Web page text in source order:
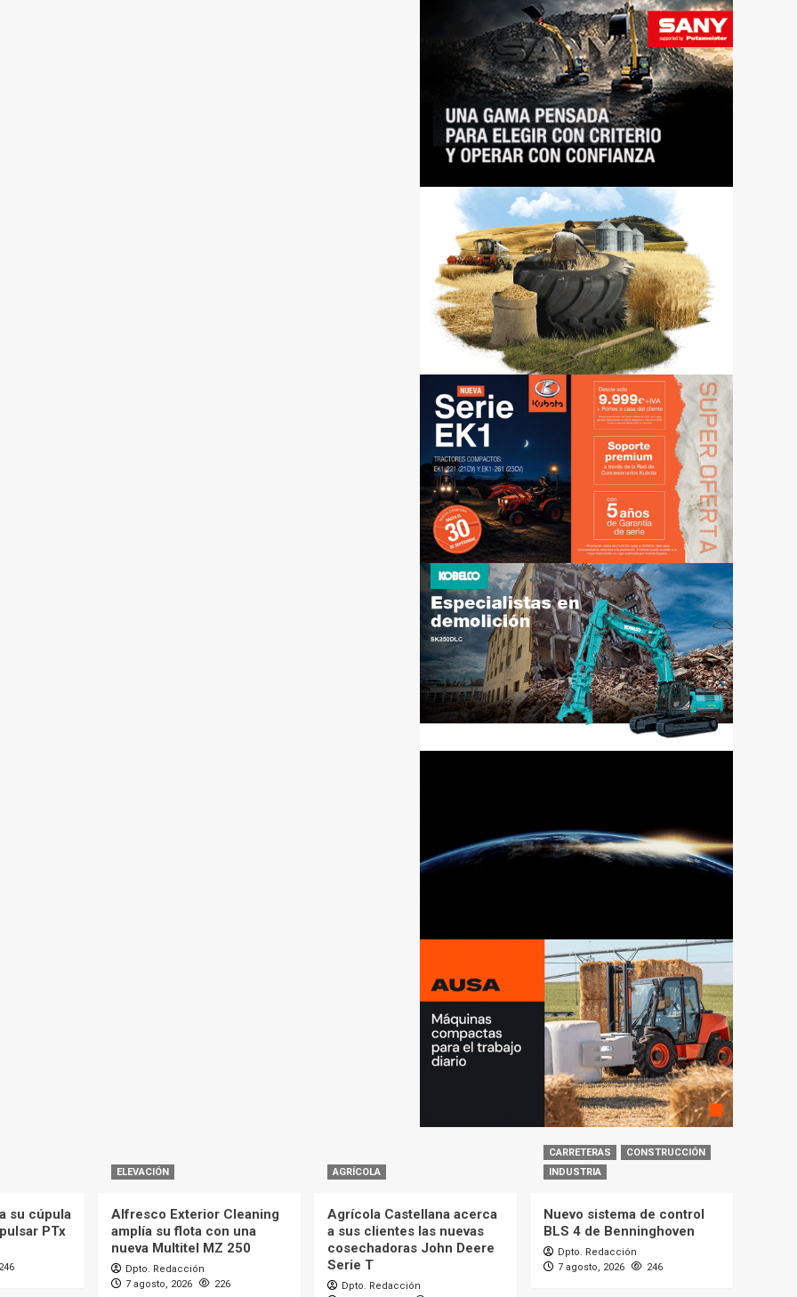
su cúpula
PTx
ELEVACIÓN
Alfresco Exterior Cleaning
amplía su flota con una
nueva Multitel MZ 250
Dpto. Redacción
7 agosto, 2026
226
AGRÍCOLA
Agrícola Castellana acerca
a sus clientes las nuevas
cosechadoras John Deere
Serie T
Dpto. Redacción
CARRETERAS
CONSTRUCCIÓN
INDUSTRIA
Nuevo sistema de control
BLS 4 de Benninghoven
Dpto. Redacción
7 agosto, 2026
246